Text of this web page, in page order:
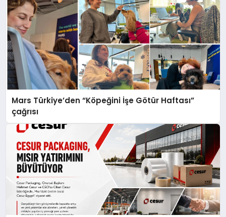
Mars Türkiye’den “Köpeğini İşe Götür Haftası”
çağrısı